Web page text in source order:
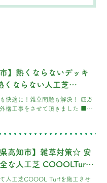
】熱くならないデッキ
くならない人工芝
快適に！雑草問題も解決！ 四万
構工事をさせて頂きました ■夏
県高知市】雑草対策☆ 安
な人工芝 COOOLTurf
草に悩まされない！
人工芝COOOL Turfを施工させ